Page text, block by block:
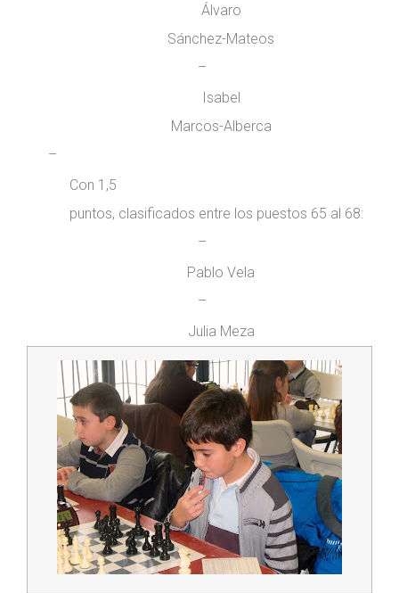
Álvaro
Sánchez-Mateos
–
Isabel
Marcos-Alberca
–
Con 1,5
puntos, clasificados entre los puestos 65 al 68:
–
Pablo Vela
–
Julia Meza